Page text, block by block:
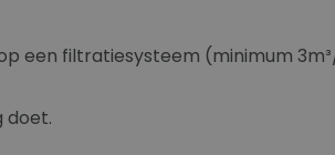
een filtratiesysteem (minimum
doet.